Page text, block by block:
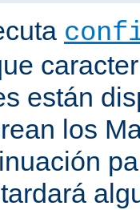
están
los